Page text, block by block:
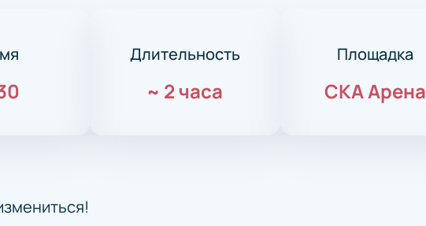
Длительность
~ 2 часа
Площадка
СКА Арена